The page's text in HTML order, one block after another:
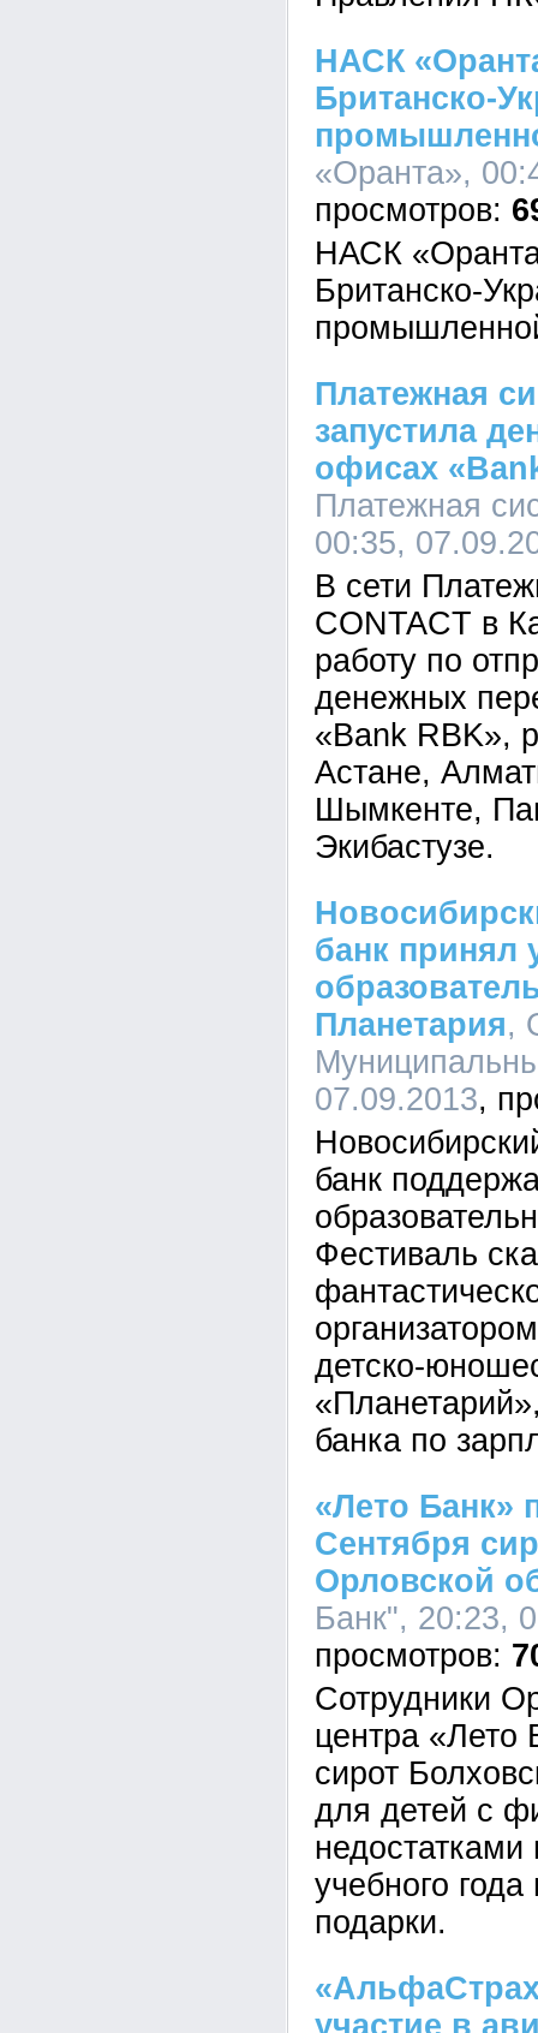
НАСК
Британско-
«Оранта»,
НАСК
Британско-
Платежная
запустила
офисах
Платежная
00:35,
В сети
CONTACT в
работу по
денежных
«Bank RBK»,
Астане,
Шымкенте,
Экибастузе.
банк принял
Планетария,
07.09.2013
банк
Фестиваль
детско-
банка по
«Лето Банк»
Сентября
Орловской
Банк", 20:23,
Сотрудники
центра «Лето
сирот
для детей с
учебного
подарки.
участие в